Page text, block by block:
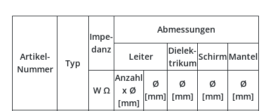
Artikel-
Nummer
Typ
Impe-
danz
Abmessungen
Leiter
Dielek-
trikum
Schirm Mantel
W Ω
Anzahl
x Ø
[mm]
Ø
[mm]
Ø
[mm]
Ø
[mm]
Ø
[mm]